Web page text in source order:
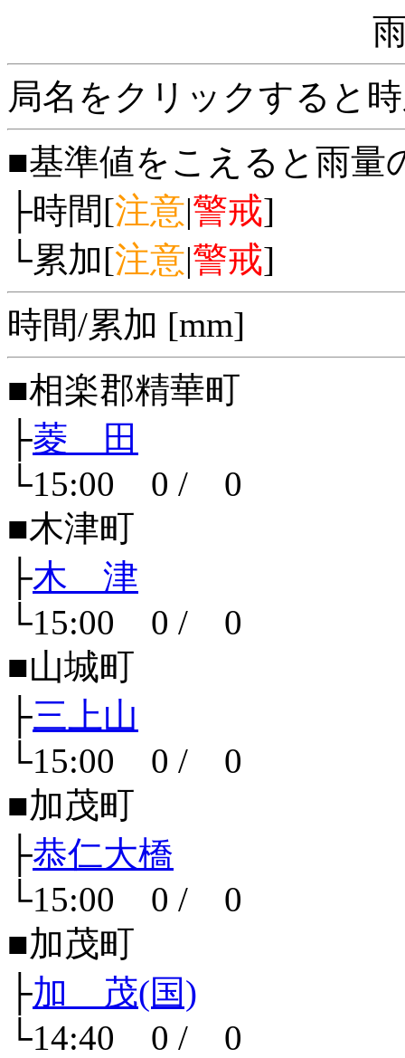
局名をクリックすると
■基準値をこえると雨量
├時間[注意|警戒]
└累加[注意|警戒]
時間/累加 [mm]
■相楽郡精華町
├菱 田
└15:00 0 / 0
■木津町
├木 津
└15:00 0 / 0
■山城町
├三上山
└15:00 0 / 0
■加茂町
├恭仁大橋
└15:00 0 / 0
■加茂町
├加 茂(国)
└14:40 0 / 0